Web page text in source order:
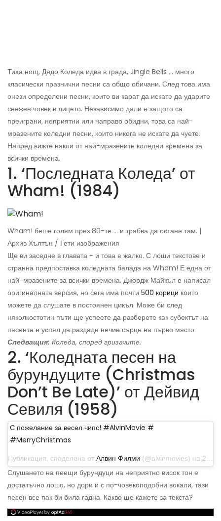
Тиха нощ, Дядо Коледа идва в града, Jingle Bells ... много
класически празнични песни са общо обичани. След това има
онези определени песни, които ви карат да искате да ударите
снежен човек в лицето. Независимо дали е защото са
преиграни, неприятни или направо обидни, това са най-
мразените коледни песни, които никога не искате да чуете.
Напред вижте някои от най-мразените коледни времена за
всички времена.
1. ‘Последната Коледа’ от
Wham! (1984)
Wham! беше голям през 80-те ... и трябва да остане там. |
Архив Хълтън / Гети изображения
Ще ви заседне в главата - и това е жалко. С лоши текстове и
странна предпоставка коледната балада на Wham! Е една от
най-мразените за всички времена. Джордж Майкъл е написал
оригиналната версия, но сега има почти 500 корици които
можете да слушате в постоянен цикъл. Може би след
няколкостотин пъти ще успеете да разберете как субектът на
песента е успял да раздаде нечие сърце на първо място.
Следващия: Коледа, според гризачите.
2. ‘Коледната песен на
бурундуците (Christmas
Don’t Be Late)’ от Дейвид
Севиля (1958)
С пожелание за весел чипс! #AlvinMovie #
#MerryChristmas
Публикация, споделена от Алвин Филми (@alvinmovies) на 25 декември 2015 г. в 9:02 ч. PST
Слушането на пеещи бурундуци на неприятно висок тон е
достатъчно лошо, но дори и с по-човекоподобни вокали, тази
песен все пак би била гадна. Какво ще кажете за текста?